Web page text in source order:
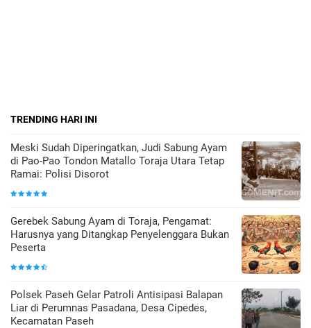
TRENDING HARI INI
Meski Sudah Diperingatkan, Judi Sabung Ayam
di Pao-Pao Tondon Matallo Toraja Utara Tetap
Ramai: Polisi Disorot
Gerebek Sabung Ayam di Toraja, Pengamat:
Harusnya yang Ditangkap Penyelenggara Bukan
Peserta
Polsek Paseh Gelar Patroli Antisipasi Balapan
Liar di Perumnas Pasadana, Desa Cipedes,
Kecamatan Paseh